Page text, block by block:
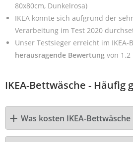
80x80cm, Dunkelrosa)
IKEA konnte sich aufgrund der
Verarbeitung im Test 2020
Unser Testsieger erreicht im IKEA-
herausragende Bewertung von 1.2
IKEA-Bettwäsche - Häufig
Was kosten IKEA-